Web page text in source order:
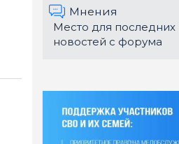
Мнения
Место для последних
новостей с форума